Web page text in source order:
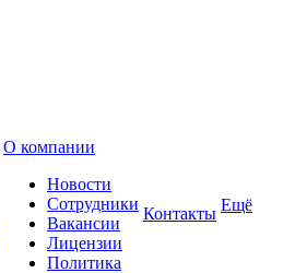
О компании
Новости
Сотрудники
Вакансии
Лицензии
Политика
Контакты Ещё